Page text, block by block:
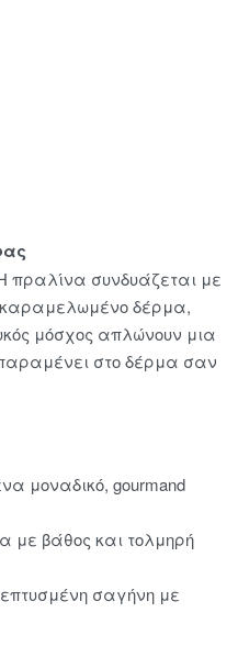
πραλίνα συνδυάζεται με
καραμελωμένο δέρμα,
μόσχος απλώνουν μια
στο δέρμα σαν
μοναδικό, gourmand
βάθος και τολμηρή
σαγήνη με